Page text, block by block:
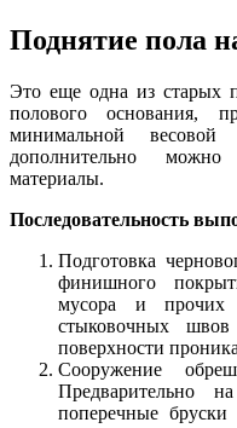
Поднятие пола
Это еще одна из старых
полового
минимальной
дополнительно можно
материалы.
Последовательность
Подготовка
финишного
мусора и прочих
стыковочных швов
поверхности
Сооружение
Предварительно
поперечные бруски